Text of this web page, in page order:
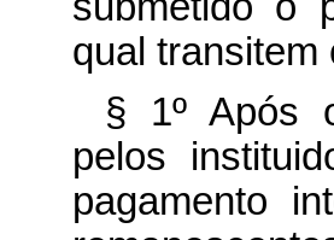
qual
§ 1º Após
pelos
pagamento